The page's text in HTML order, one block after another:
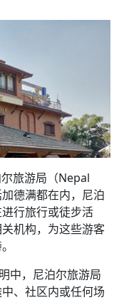
旅游局（Nepal
德满都在内，尼泊
行旅行或徒步活
机构，为这些游客
中，尼泊尔旅游局
、社区内或任何场